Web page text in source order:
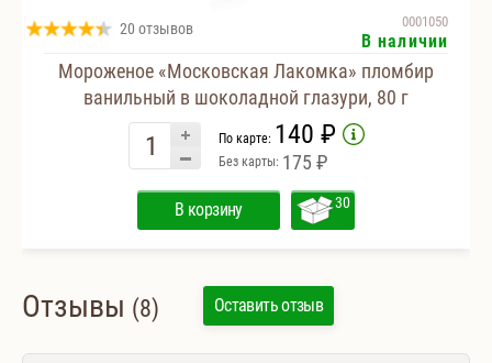
20 отзывов 0001050
В наличии
Мороженое «Московская Лакомка» пломбир
ванильный в шоколадной глазури, 80 г
По карте: 140 ₽
Без карты: 175 ₽
В корзину 30
Отзывы (8) Оставить отзыв